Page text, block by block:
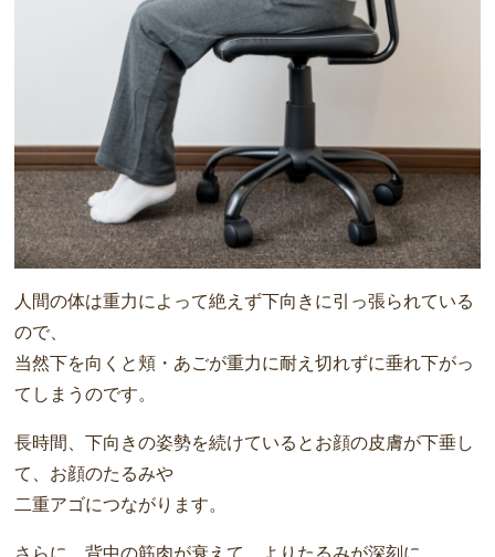
人間の体は重力によって絶えず下向きに引っ張られている
ので、
当然下を向くと頬・あごが重力に耐え切れずに垂れ下がっ
てしまうのです。
長時間、下向きの姿勢を続けているとお顔の皮膚が下垂し
て、お顔のたるみや
二重アゴにつながります。